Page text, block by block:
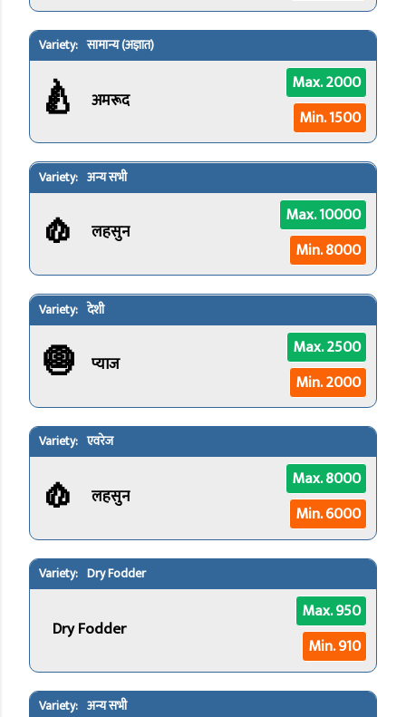
सामान्य (अज्ञात)
🍐 अमरूद
Max. 2000
Min. 1500
अन्य सभी
🧄 लहसुन
Max. 10000
Min. 8000
देशी
🧅 प्याज
Max. 2500
Min. 2000
एवरेज
🧄 लहसुन
Max. 8000
Min. 6000
Dry Fodder
Dry Fodder
Max. 950
Min. 910
अन्य सभी